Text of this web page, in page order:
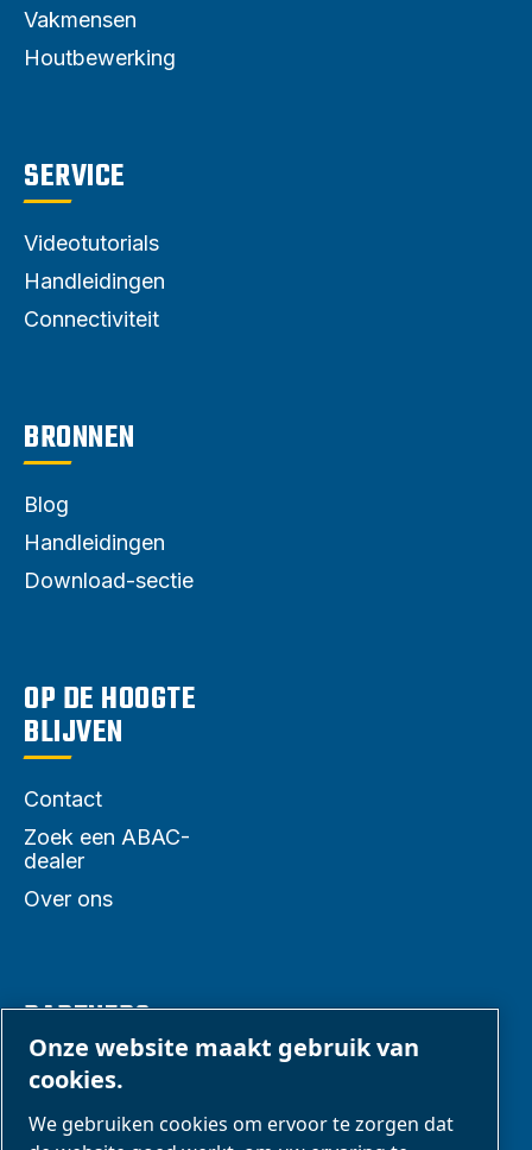
Vakmensen
Houtbewerking
SERVICE
Videotutorials
Handleidingen
Connectiviteit
BRONNEN
Blog
Handleidingen
Download-sectie
OP DE HOOGTE
BLIJVEN
Contact
Zoek een ABAC-
dealer
Over ons
PARTNERS
Zakenpartners
E-Connect 2,0
Onze website maakt gebruik van
cookies.
We gebruiken cookies om ervoor te zorgen dat